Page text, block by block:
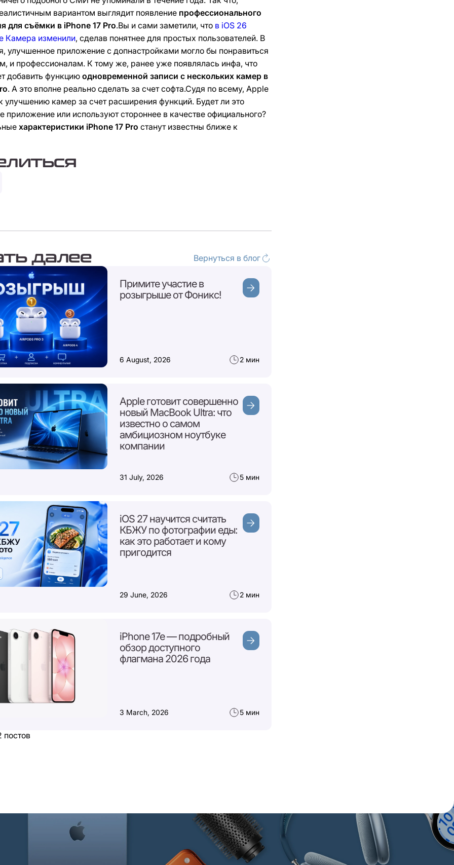
вариантом выглядит появление профессионального
для съёмки в iPhone 17 Pro.Вы и сами заметили, что в iOS 26
Камера изменили, сделав понятнее для простых пользователей. В
улучшенное приложение с допнастройками могло бы понравиться
и профессионалам. К тому же, ранее уже появлялась инфа, что
добавить функцию одновременной записи с нескольких камер в
. А это вполне реально сделать за счет софта.Судя по всему, Apple
улучшению камер за счет расширения функций. Будет ли это
приложение или используют стороннее в качестве официального?
характеристики iPhone 17 Pro станут известны ближе к
далее Вернуться в блог
Примите участие в
розыгрыше от Фоникс!
6 August, 2026 2 мин
Apple готовит совершенно
новый MacBook Ultra: что
известно о самом
амбициозном ноутбуке
компании
31 July, 2026 5 мин
iOS 27 научится считать
КБЖУ по фотографии еды:
как это работает и кому
пригодится
29 June, 2026 2 мин
iPhone 17e — подробный
обзор доступного
флагмана 2026 года
3 March, 2026 5 мин
постов